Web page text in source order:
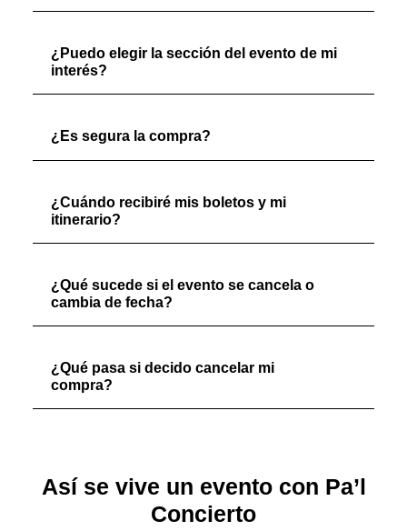
¿Puedo elegir la sección del evento de mi
interés?
¿Es segura la compra?
¿Cuándo recibiré mis boletos y mi
itinerario?
¿Qué sucede si el evento se cancela o
cambia de fecha?
¿Qué pasa si decido cancelar mi
compra?
Así se vive un evento con Pa’l
Concierto